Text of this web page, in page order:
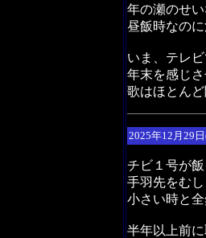
年の瀬のせい
昼飯時なのに
いま、テレ
年末を感じさ
歌はほとん
2025年12月29
チビ１号が飯
手羽先をむ
小さい時と全
半年以上前